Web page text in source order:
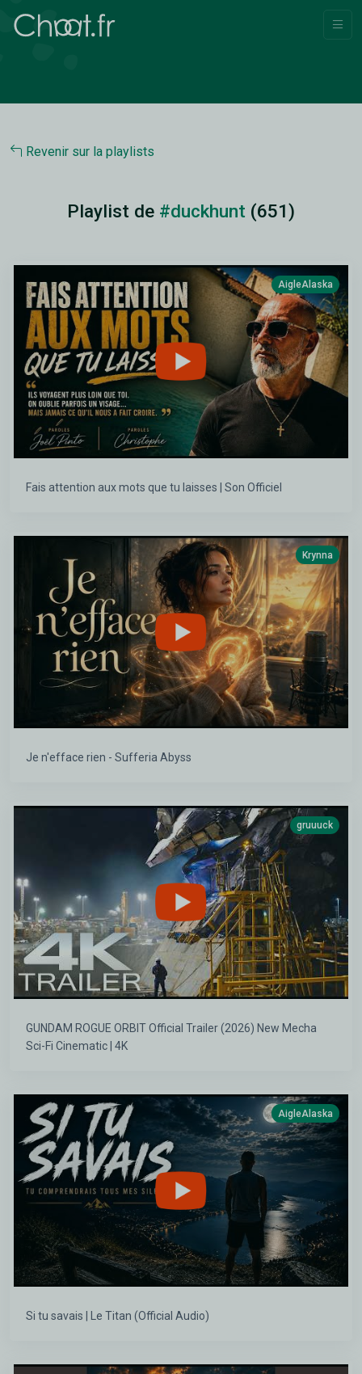
Revenir sur la playlists
Playlist de #duckhunt (651)
AigleAlaska
Fais attention aux mots que tu laisses | Son Officiel
Krynna
Je n'efface rien - Sufferia Abyss
gruuuck
GUNDAM ROGUE ORBIT Official Trailer (2026) New Mecha
Sci-Fi Cinematic | 4K
AigleAlaska
Si tu savais | Le Titan (Official Audio)